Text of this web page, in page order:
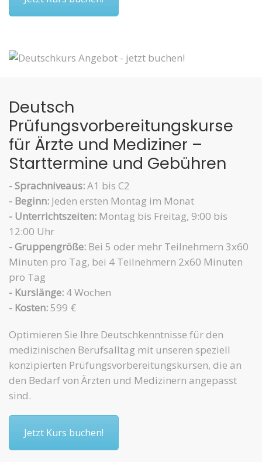
Deutsch
Prüfungsvorbereitungskurse
für Ärzte und Mediziner –
Starttermine und Gebühren
- Sprachniveaus:A1 bis C2
- Beginn: Jeden ersten Montag im Monat
- Unterrichtszeiten: Montag bis Freitag, 9:00 bis
12:00 Uhr
- Gruppengröße: Bei 5 oder mehr Teilnehmern 3x60
Minuten pro Tag, bei 4 Teilnehmern 2x60 Minuten
pro Tag
- Kurslänge: 4 Wochen
- Kosten: 599 €
Optimieren Sie Ihre Deutschkenntnisse für den
medizinischen Berufsalltag mit unseren speziell
konzipierten Prüfungsvorbereitungskursen, die an
den Bedarf von Ärzten und Medizinern angepasst
sind.
Jetzt Kurs buchen!